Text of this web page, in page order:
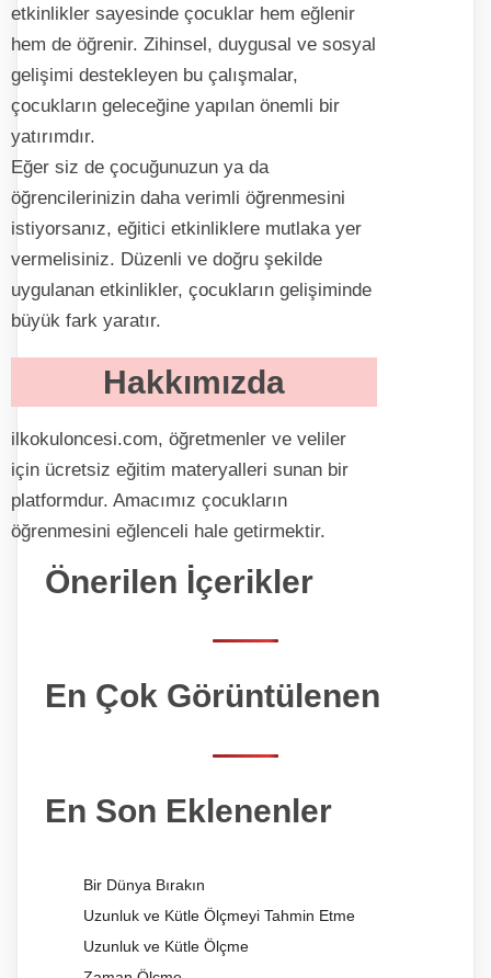
etkinlikler sayesinde çocuklar hem eğlenir
hem de öğrenir. Zihinsel, duygusal ve sosyal
gelişimi destekleyen bu çalışmalar,
çocukların geleceğine yapılan önemli bir
yatırımdır.
Eğer siz de çocuğunuzun ya da
öğrencilerinizin daha verimli öğrenmesini
istiyorsanız, eğitici etkinliklere mutlaka yer
vermelisiniz. Düzenli ve doğru şekilde
uygulanan etkinlikler, çocukların gelişiminde
büyük fark yaratır.
Hakkımızda
ilkokuloncesi.com, öğretmenler ve veliler
için ücretsiz eğitim materyalleri sunan bir
platformdur. Amacımız çocukların
öğrenmesini eğlenceli hale getirmektir.
Önerilen İçerikler
En Çok Görüntülenen
En Son Eklenenler
Bir Dünya Bırakın
Uzunluk ve Kütle Ölçmeyi Tahmin Etme
Uzunluk ve Kütle Ölçme